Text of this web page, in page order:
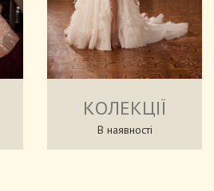
КОЛЕКЦІЇ
В наявності